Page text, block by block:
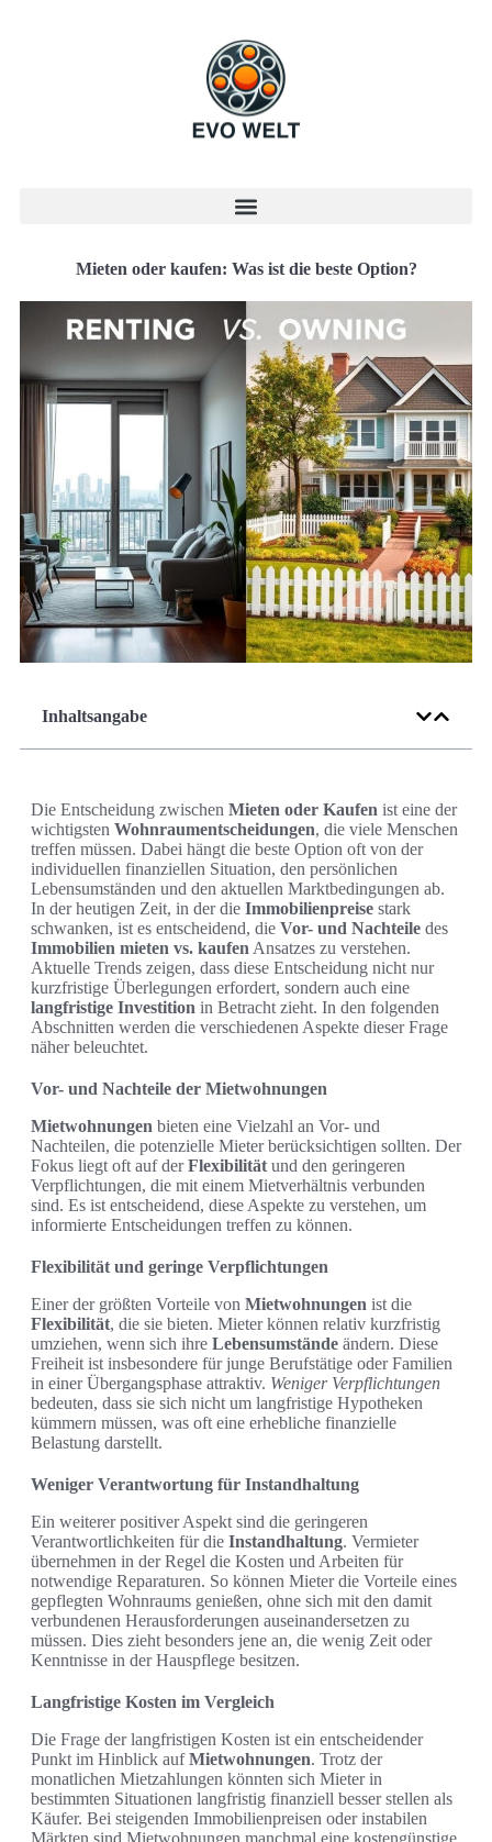
Mieten oder kaufen: Was ist die beste Option?
Inhaltsangabe
Die Entscheidung zwischen Mieten oder Kaufen ist eine der
wichtigsten Wohnraumentscheidungen, die viele Menschen
treffen müssen. Dabei hängt die beste Option oft von der
individuellen finanziellen Situation, den persönlichen
Lebensumständen und den aktuellen Marktbedingungen ab.
In der heutigen Zeit, in der die Immobilienpreise stark
schwanken, ist es entscheidend, die Vor- und Nachteile des
Immobilien mieten vs. kaufen Ansatzes zu verstehen.
Aktuelle Trends zeigen, dass diese Entscheidung nicht nur
kurzfristige Überlegungen erfordert, sondern auch eine
langfristige Investition in Betracht zieht. In den folgenden
Abschnitten werden die verschiedenen Aspekte dieser Frage
näher beleuchtet.
Vor- und Nachteile der Mietwohnungen
Mietwohnungen bieten eine Vielzahl an Vor- und
Nachteilen, die potenzielle Mieter berücksichtigen sollten. Der
Fokus liegt oft auf derFlexibilität und den geringeren
Verpflichtungen, die mit einem Mietverhältnis verbunden
sind. Es ist entscheidend, diese Aspekte zu verstehen, um
informierte Entscheidungen treffen zu können.
Flexibilität und geringe Verpflichtungen
Einer der größten Vorteile von Mietwohnungen ist die
Flexibilität, die sie bieten. Mieter können relativ kurzfristig
umziehen, wenn sich ihre Lebensumstände ändern. Diese
Freiheit ist insbesondere für junge Berufstätige oder Familien
in einer Übergangsphase attraktiv. Weniger Verpflichtungen
bedeuten, dass sie sich nicht um langfristige Hypotheken
kümmern müssen, was oft eine erhebliche finanzielle
Belastung darstellt.
Weniger Verantwortung für Instandhaltung
Ein weiterer positiver Aspekt sind die geringeren
Verantwortlichkeiten für die Instandhaltung. Vermieter
übernehmen in der Regel die Kosten und Arbeiten für
notwendige Reparaturen. So können Mieter die Vorteile eines
gepflegten Wohnraums genießen, ohne sich mit den damit
verbundenen Herausforderungen auseinandersetzen zu
müssen. Dies zieht besonders jene an, die wenig Zeit oder
Kenntnisse in der Hauspflege besitzen.
Langfristige Kosten im Vergleich
Die Frage der langfristigen Kosten ist ein entscheidender
Punkt im Hinblick aufMietwohnungen. Trotz der
monatlichen Mietzahlungen könnten sich Mieter in
bestimmten Situationen langfristig finanziell besser stellen als
Käufer. Bei steigenden Immobilienpreisen oder instabilen